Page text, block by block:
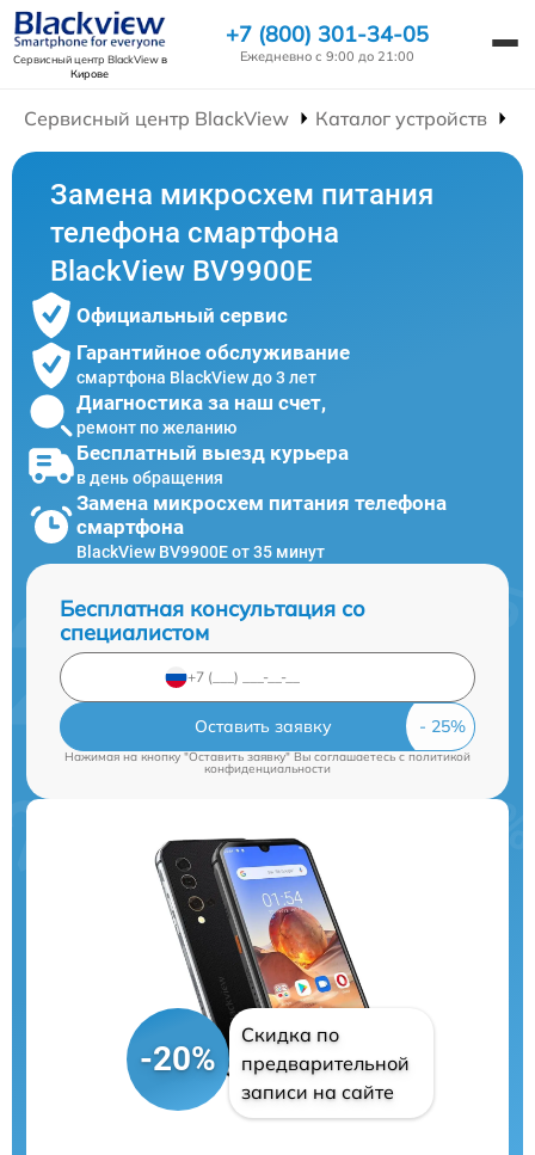
Сервисный центр BlackViewв
Кирове
+7 (800) 301-34-05
Ежедневно с 9:00 до 21:00
Сервисный центр BlackView Каталог устройств
Замена микросхем питания
телефона смартфона
BlackView BV9900E
Официальный сервис
Гарантийное обслуживание
смартфона BlackView до 3 лет
Диагностика за наш счет,
ремонт по желанию
Бесплатный выезд курьера
в день обращения
Замена микросхем питания телефона
смартфона
BlackView BV9900E от 35 минут
Бесплатная консультация со
специалистом
Оставить заявку
Нажимая на кнопку "Оставить заявку" Вы соглашаетесь cполитикой
конфиденциальности
-20%
Скидка по
предварительной
записи на сайте